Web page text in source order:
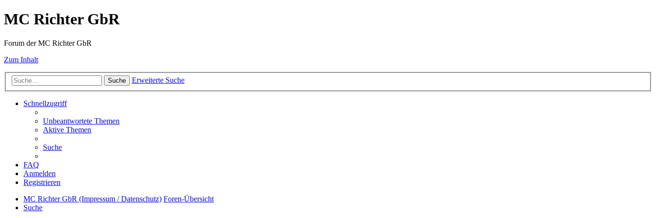
MC Richter GbR
Forum der MC Richter GbR
Zum Inhalt
Suche Erweiterte Suche
Schnellzugriff
Unbeantwortete Themen
Aktive Themen
Suche
FAQ
Anmelden
Registrieren
MC Richter GbR (Impressum / Datenschutz) Foren-Übersicht
Suche